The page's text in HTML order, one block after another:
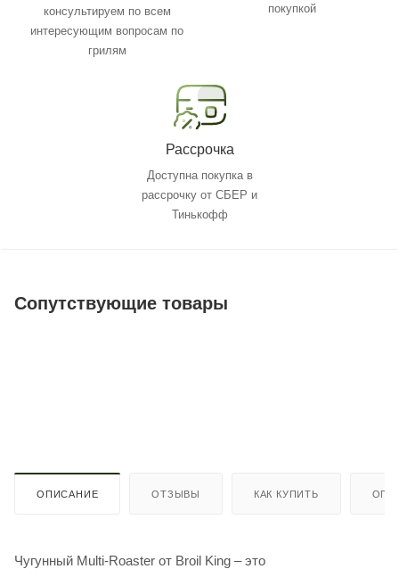
консультируем по всем
интересующим вопросам по
грилям
покупкой
Рассрочка
Доступна покупка в
рассрочку от СБЕР и
Тинькофф
Сопутствующие товары
ОПИСАНИЕ ОТЗЫВЫ КАК КУПИТЬ
Чугунный Multi-Roaster от Broil King – это